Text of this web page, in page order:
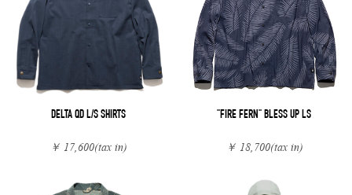
DELTA QD L/S SHIRTS
￥ 17,600(tax in)
"FIRE FERN" BLESS UP LS
￥ 18,700(tax in)